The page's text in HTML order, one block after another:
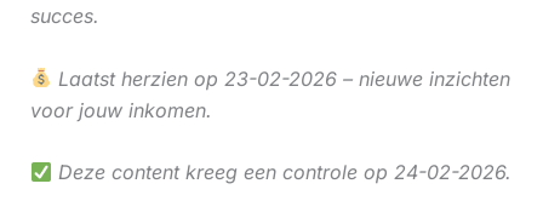
succes.
Laatst herzien op 23-02-2026 – nieuwe inzichten
voor jouw inkomen.
Deze content kreeg een controle op 24-02-2026.